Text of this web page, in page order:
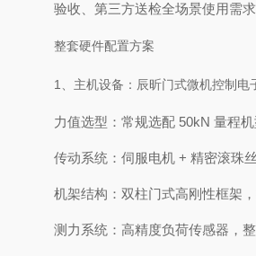
验收、第三方送检全场景使用需
整套硬件配置方案
1、主机设备：辰昕门式微机控制电
力值选型：常规选配 50kN 量程
传动系统：伺服电机 + 精密滚珠
机架结构：双柱门式高刚性框架
测力系统：高精度负荷传感器，